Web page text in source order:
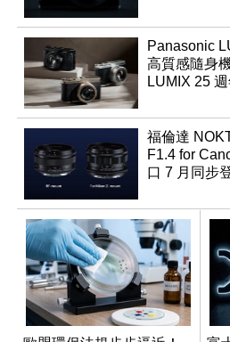
Panasonic
高質感隨身
LUMIX 25
福倫達
F1.4 for
口 7 月同步